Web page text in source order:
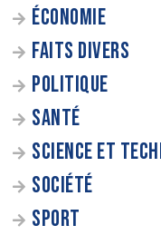
ÉCONOMIE
FAITS DIVERS
POLITIQUE
SANTÉ
SCIENCE ET
SOCIÉTÉ
SPORT